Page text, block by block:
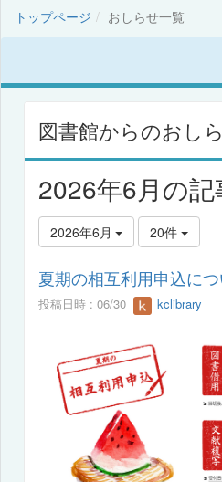
トップページ おしらせ一覧
図書館からのおし
2026年6月の記
2026年6月 20件
夏期の相互利用申込に
投稿日時 : 06/30 kclibrary